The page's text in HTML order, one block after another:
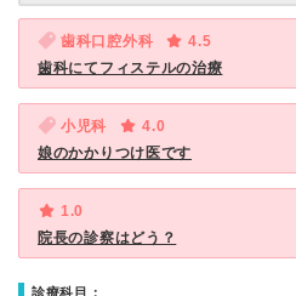
歯科口腔外科
4.5
歯科にてフィステルの治療
小児科
4.0
娘のかかりつけ医です
1.0
院長の診察はどう？
診療科目：